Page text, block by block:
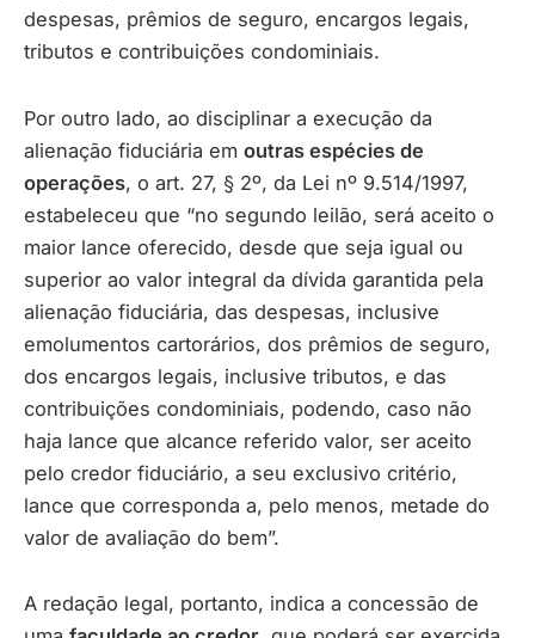
despesas, prêmios de seguro, encargos legais,
tributos e contribuições condominiais.
Por outro lado, ao disciplinar a execução da
alienação fiduciária em outras espécies de
operações, o art. 27, § 2º, da Lei nº 9.514/1997,
estabeleceu que “no segundo leilão, será aceito o
maior lance oferecido, desde que seja igual ou
superior ao valor integral da dívida garantida pela
alienação fiduciária, das despesas, inclusive
emolumentos cartorários, dos prêmios de seguro,
dos encargos legais, inclusive tributos, e das
contribuições condominiais, podendo, caso não
haja lance que alcance referido valor, ser aceito
pelo credor fiduciário, a seu exclusivo critério,
lance que corresponda a, pelo menos, metade do
valor de avaliação do bem”.
A redação legal, portanto, indica a concessão de